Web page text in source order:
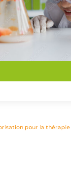
pour la thérapie